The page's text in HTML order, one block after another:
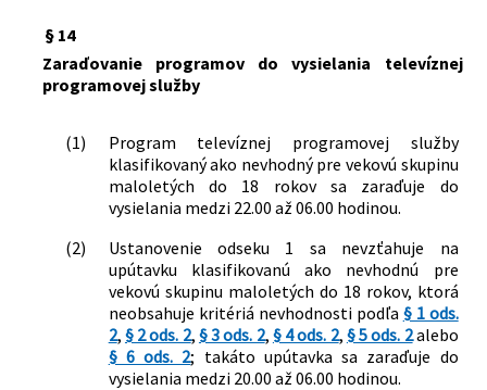
§ 14
Zaraďovanie programov do vysielania televíznej
programovej služby
(1)
Program televíznej programovej služby
klasifikovaný ako nevhodný pre vekovú skupinu
maloletých do 18 rokov sa zaraďuje do
vysielania medzi 22.00 až 06.00 hodinou.
(2)
Ustanovenie odseku 1 sa nevzťahuje na
upútavku klasifikovanú ako nevhodnú pre
vekovú skupinu maloletých do 18 rokov, ktorá
neobsahuje kritériá nevhodnosti podľa § 1 ods.
2, § 2 ods. 2, § 3 ods. 2, § 4 ods. 2, § 5 ods. 2alebo
§ 6 ods. 2; takáto upútavka sa zaraďuje do
vysielania medzi 20.00 až 06.00 hodinou.